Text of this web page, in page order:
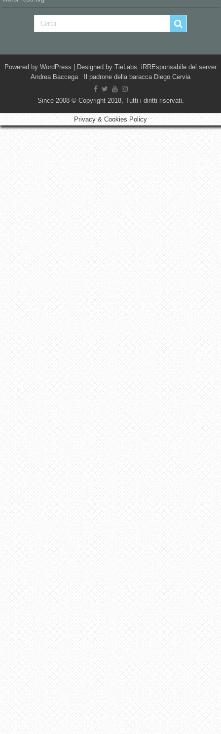
Powered by WordPress | Designed by TieLabs iRREsponsabile del server
Andrea Baccega Il padrone della baracca Diego Cervia
Since 2008 © Copyright 2018, Tutti i diritti riservati.
Privacy & Cookies Policy